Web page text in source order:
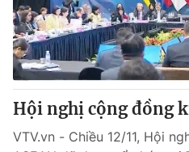
Hội nghị cộng đồng
VTV.vn - Chiều 12/11, Hội